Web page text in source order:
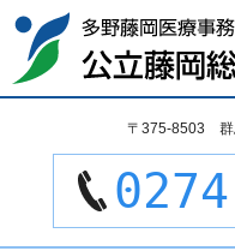
検
索:
〒375-8503 群